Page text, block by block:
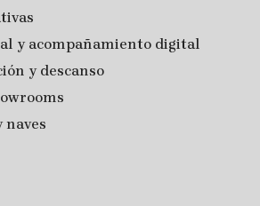
y acompañamiento digital
y descanso
naves